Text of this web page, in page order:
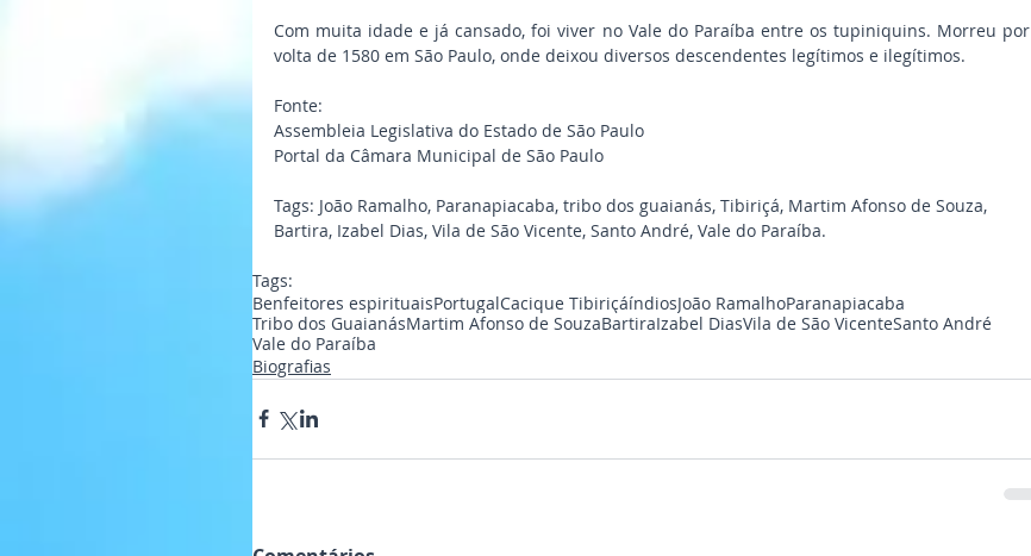
Com muita idade e já cansado, foi viver no Vale do Paraíba entre os tupiniquins. Morreu por
volta de 1580 em São Paulo, onde deixou diversos descendentes legítimos e ilegítimos.
Fonte:
Assembleia Legislativa do Estado de São Paulo
Portal da Câmara Municipal de São Paulo
Tags: João Ramalho, Paranapiacaba, tribo dos guaianás, Tibiriçá, Martim Afonso de Souza,
Bartira, Izabel Dias, Vila de São Vicente, Santo André, Vale do Paraíba.
Tags:
Benfeitores espirituaisPortugalCacique TibiriçáíndiosJoão RamalhoParanapiacaba
Tribo dos GuaianásMartim Afonso de SouzaBartiraIzabel DiasVila de São VicenteSanto André
Vale do Paraíba
Biografias